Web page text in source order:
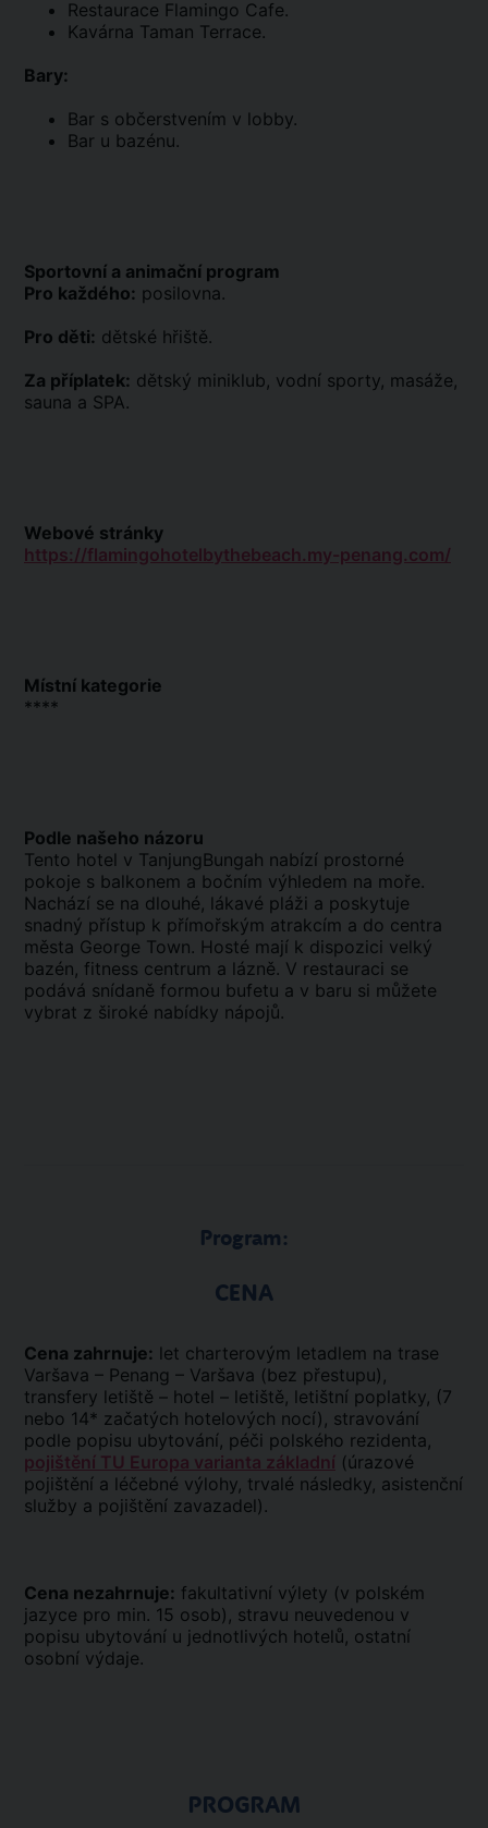
Restaurace Flamingo Cafe.
Kavárna Taman Terrace.
Bary:
Bar s občerstvením v lobby.
Bar u bazénu.
Sportovní a animační program
Pro každého: posilovna.
Pro děti: dětské hřiště.
Za příplatek: dětský miniklub, vodní sporty, masáže,
sauna a SPA.
Webové stránky
https://flamingohotelbythebeach.my-penang.com/
Místní kategorie
****
Podle našeho názoru
Tento hotel v TanjungBungah nabízí prostorné
pokoje s balkonem a bočním výhledem na moře.
Nachází se na dlouhé, lákavé pláži a poskytuje
snadný přístup k přímořským atrakcím a do centra
města George Town. Hosté mají k dispozici velký
bazén, fitness centrum a lázně. V restauraci se
podává snídaně formou bufetu a v baru si můžete
vybrat z široké nabídky nápojů.
Program:
CENA
Cena zahrnuje: let charterovým letadlem na trase
Varšava – Penang – Varšava (bez přestupu),
transfery letiště – hotel – letiště, letištní poplatky, (7
nebo 14* začatých hotelových nocí), stravování
podle popisu ubytování, péči polského rezidenta,
pojištění TU Europa varianta základní (úrazové
pojištění a léčebné výlohy, trvalé následky, asistenční
služby a pojištění zavazadel).
Cena nezahrnuje: fakultativní výlety (v polském
jazyce pro min. 15 osob), stravu neuvedenou v
popisu ubytování u jednotlivých hotelů, ostatní
osobní výdaje.
PROGRAM